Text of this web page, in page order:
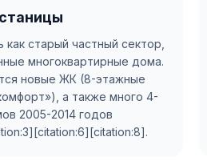
как старый частный сектор,
многоквартирные дома.
новые ЖК (8-этажные
а также много 4-
2005-2014 годов